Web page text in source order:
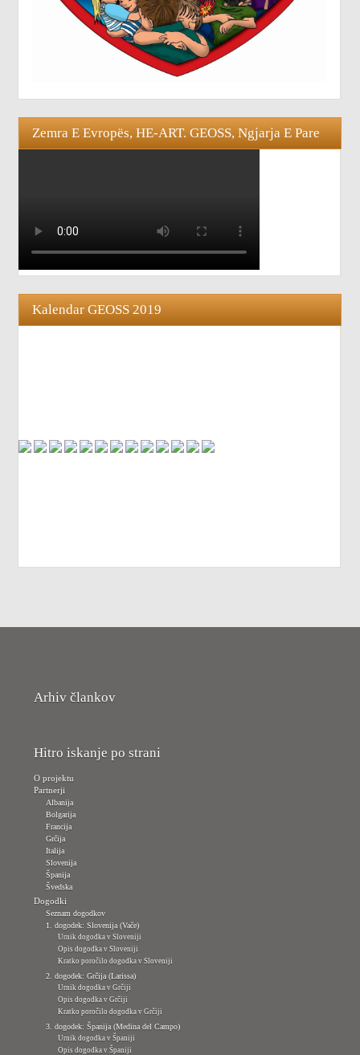
Zemra E Evropës, HE-ART. GEOSS, Ngjarja E Pare
Kalendar GEOSS 2019
Arhiv člankov
Hitro iskanje po strani
O projektu
Partnerji
Albanija
Bolgarija
Francija
Grčija
Italija
Slovenija
Španija
Švedska
Dogodki
Seznam dogodkov
1. dogodek: Slovenija (Vače)
Urnik dogodka v Sloveniji
Opis dogodka v Sloveniji
Kratko poročilo dogodka v Sloveniji
2. dogodek: Grčija (Larissa)
Urnik dogodka v Grčiji
Opis dogodka v Grčiji
Kratko poročilo dogodka v Grčiji
3. dogodek: Španija (Medina del Campo)
Urnik dogodka v Španiji
Opis dogodka v Španiji